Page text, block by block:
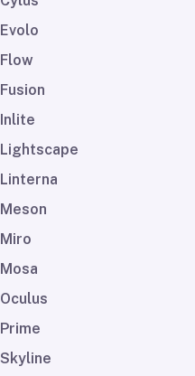
Evolo
Flow
Fusion
Inlite
Lightscape
Linterna
Meson
Miro
Mosa
Oculus
Prime
Skyline